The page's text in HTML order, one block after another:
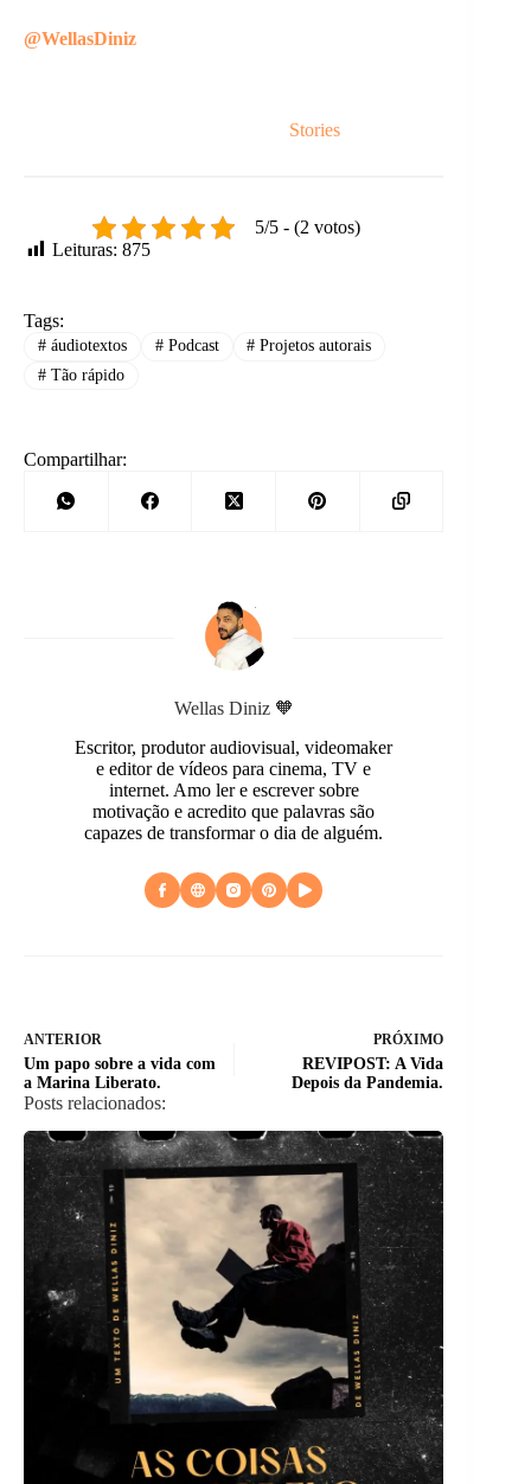
@WellasDiniz
Stories
Sobre recomeçar.
5/5 - (2 votos)
Leituras: 875
Tags:
#áudiotextos #Podcast # Projetos autorais
#Tão rápido
Compartilhar:
Wellas Diniz 🧡
Escritor, produtor audiovisual, videomaker
e editor de vídeos para cinema, TV e
internet. Amo ler e escrever sobre
motivação e acredito que palavras são
capazes de transformar o dia de alguém.
ANTERIOR
Um papo sobre a vida com
a Marina Liberato.
PRÓXIMO
REVIPOST: A Vida
Depois da Pandemia.
Posts relacionados: